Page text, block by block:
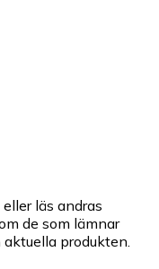
läs andras
de som lämnar
produkten.